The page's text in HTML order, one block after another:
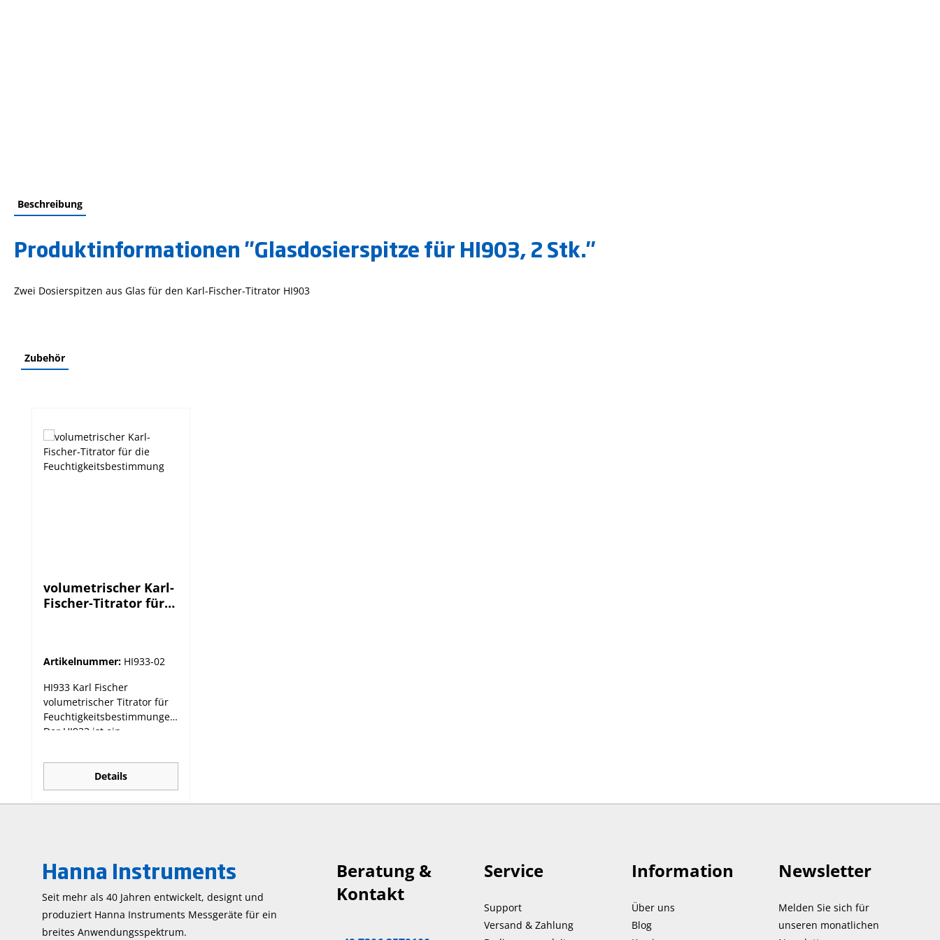
Beschreibung
Produktinformationen "Glasdosierspitze für HI903, 2 Stk."
Zwei Dosierspitzen aus Glas für den Karl-Fischer-Titrator HI903
Zubehör
volumetrischer Karl-
Fischer-Titrator für
Artikelnummer: HI933-02
HI933 Karl Fischer
volumetrischer Titrator für
Feuchtigkeitsbestimmungen
Der HI933 ist ein
volumetrischer Karl Fischer
Titrator mit einer hohen
Genauigkeit, großer
Flexibilität und
Titrationen einer Vielzahl an
Probetypen und Matrizes
ausgelegt, sodass sowohl
präzise als auch schnelle
Ergebnisse erzielt werden
können. Der HI933
Details
Hanna Instruments
Seit mehr als 40 Jahren entwickelt, designt und
produziert Hanna Instruments Mess­geräte für ein
breites Anwendungs­spektrum.
Beratung &
Kontakt
Service
Support
Versand & Zahlung
Information
Über uns
Blog
Newsletter
Melden Sie sich für
unseren monatlichen